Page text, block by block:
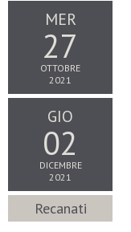
MER
27
OTTOBRE
2021
GIO
02
DICEMBRE
2021
Recanati